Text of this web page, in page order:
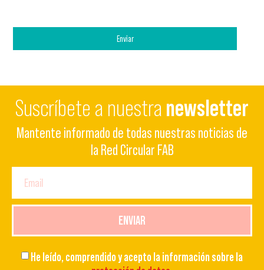
Enviar
Suscríbete a nuestra newsletter
Mantente informado de todas nuestras noticias de
la Red Circular FAB
He leído, comprendido y acepto la información sobre la
ENVIAR